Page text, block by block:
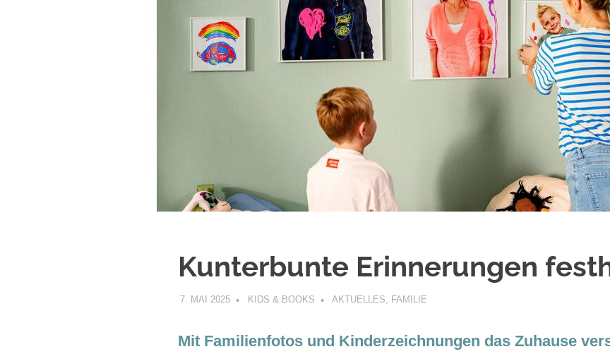
Kunterbunte Erinnerungen
7. MAI 2025 KIDS & BOOKS AKTUELLES FAMILIE
Mit Familienfotos und Kinderzeichnungen das Zuhause